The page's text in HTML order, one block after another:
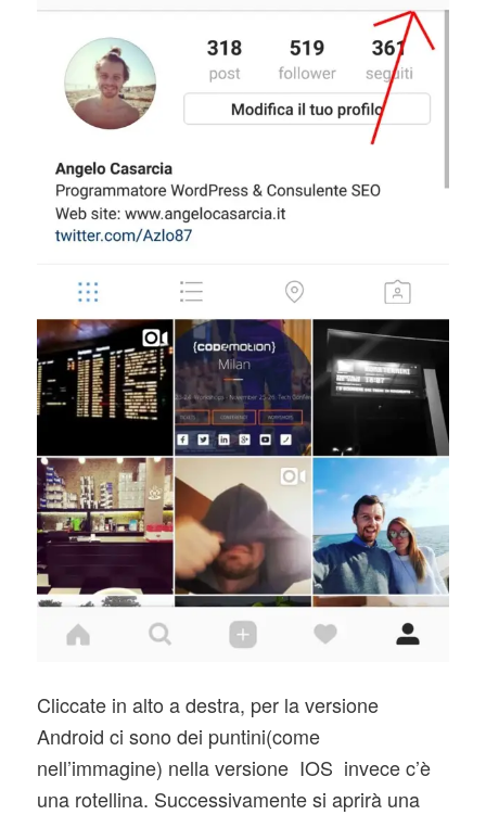
Cliccate in alto a destra, per la versione
Android ci sono dei puntini(come
nell’immagine) nella versione IOS invece c’è
una rotellina. Successivamente si aprirà una